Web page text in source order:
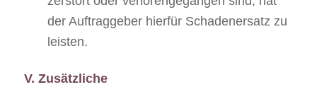
der Auftraggeber hierfür Schadenersatz zu
leisten.
V. Zusätzliche